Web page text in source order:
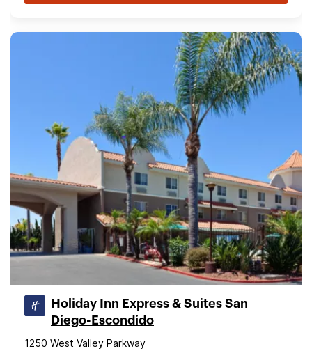
Holiday Inn Express & Suites San
Diego-Escondido
1250 West Valley Parkway